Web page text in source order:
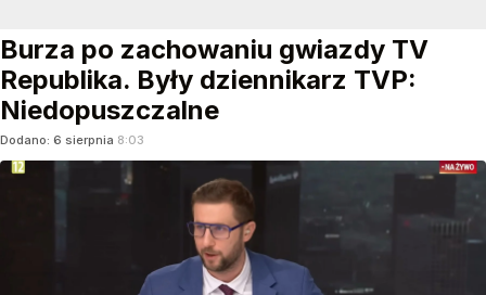
Burza po zachowaniu gwiazdy TV
Republika. Były dziennikarz TVP:
Niedopuszczalne
Dodano: 6 sierpnia 8:03